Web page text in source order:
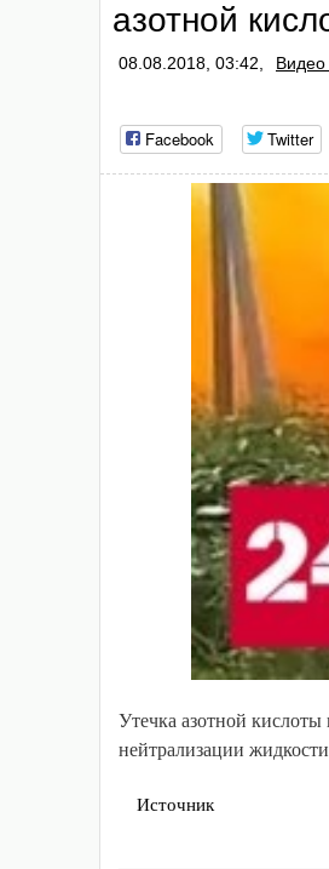
азотной
08.08.2018, 03:42, Видео
Facebook Twitter
Утечка азотной кислоты
нейтрализации
Источник